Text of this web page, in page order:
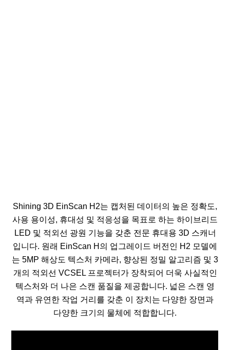
Shining 3D EinScan H2는 캡처된 데이터의 높은 정확도,
사용 용이성, 휴대성 및 적응성을 목표로 하는 하이브리드
LED 및 적외선 광원 기능을 갖춘 전문 휴대용 3D 스캐너
입니다. 원래 EinScan H의 업그레이드 버전인 H2 모델에
는 5MP 해상도 텍스처 카메라, 향상된 정밀 알고리즘 및 3
개의 적외선 VCSEL 프로젝터가 장착되어 더욱 사실적인
텍스처와 더 나은 스캔 품질을 제공합니다. 넓은 스캔 영
역과 유연한 작업 거리를 갖춘 이 장치는 다양한 장면과
다양한 크기의 물체에 적합합니다.